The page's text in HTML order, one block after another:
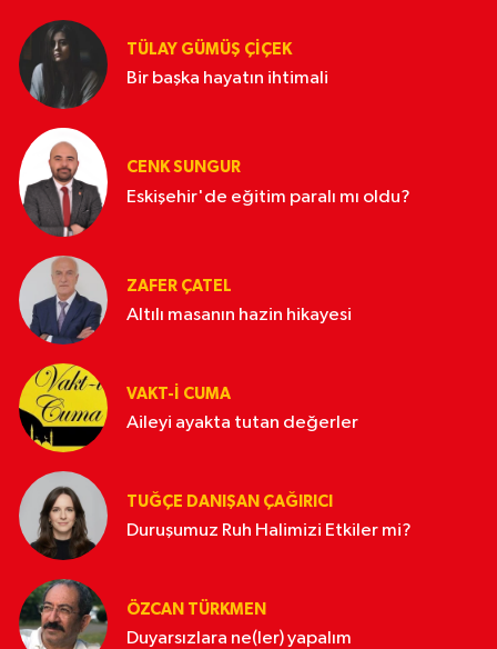
TÜLAY GÜMÜŞ ÇIÇEK
Bir başka hayatın ihtimali
CENK SUNGUR
Eskişehir'de eğitim paralı mı oldu?
ZAFER ÇATEL
Altılı masanın hazin hikayesi
VAKT-I CUMA
Aileyi ayakta tutan değerler
TUĞÇE DANIŞAN ÇAĞIRICI
Duruşumuz Ruh Halimizi Etkiler mi?
ÖZCAN TÜRKMEN
Duyarsızlara ne(ler) yapalım